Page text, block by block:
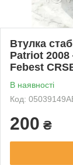
Втулка
Patriot
Febest
В наявності
Код:
200 ₴